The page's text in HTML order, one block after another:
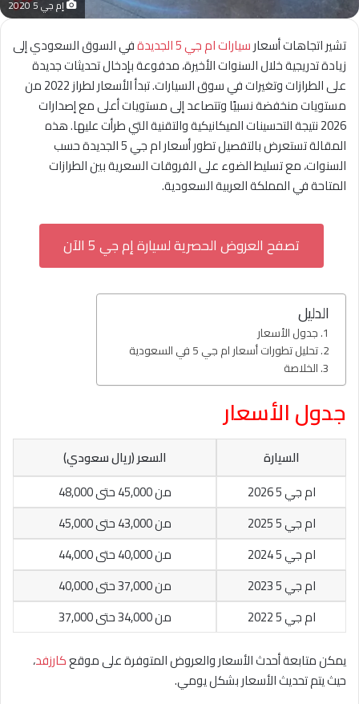
إم جي 5 2020
تشير اتجاهات أسعارسيارات ام جي 5 الجديدة
في السوق السعودي إلى
زيادة تدريجية خلال السنوات الأخيرة، مدفوعة بإدخال تحديثات جديدة
على الطرازات وتغيرات في سوق السيارات. تبدأ الأسعار لطراز 2022 من
مستويات منخفضة نسبيًا وتتصاعد إلى مستويات أعلى مع إصدارات
2026 نتيجة التحسينات الميكانيكية والتقنية التي طرأت عليها. هذه
المقالة تستعرض بالتفصيل تطور أسعار ام جي 5 الجديدة حسب
السنوات، مع تسليط الضوء على الفروقات السعرية بين الطرازات
المتاحة في المملكة العربية السعودية.
تصفح العروض الحصرية لسيارة إم جي 5 الآن
الدليل
جدول الأسعار
تحليل تطورات أسعار ام جي 5 في السعودية
الخلاصة
جدول الأسعار
السيارة
السعر (ريال سعودي)
ام جي 5 2026
من 45,000 حتى 48,000
ام جي 5 2025
من 43,000 حتى 45,000
ام جي 5 2024
من 40,000 حتى 44,000
ام جي 5 2023
من 37,000 حتى 40,000
ام جي 5 2022
من 34,000 حتى 37,000
يمكن متابعة أحدث الأسعار والعروض المتوفرة على موقعكارزفد،
حيث يتم تحديث الأسعار بشكل يومي.